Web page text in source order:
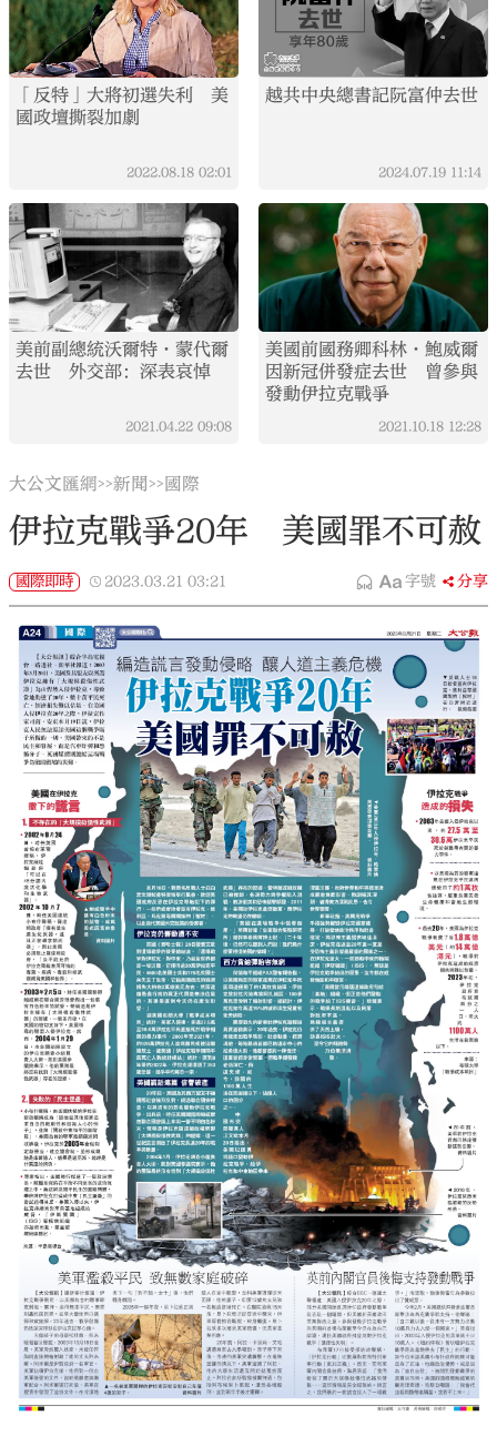
「反特」大將初選失利 美
國政壇撕裂加劇
2022.08.18 02:01
越共中央總書記阮富仲去世
2024.07.19 11:14
美前副總統沃爾特·蒙代爾
去世 外交部：深表哀悼
2021.04.22 09:08
美國前國務卿科林·鮑威爾
因新冠併發症去世 曾參與
發動伊拉克戰爭
2021.10.18 12:28
大公文匯網>>新聞>> 國際
伊拉克戰爭20年 美國罪不可赦
國際即時 2023.03.21 03:21 字號 分享